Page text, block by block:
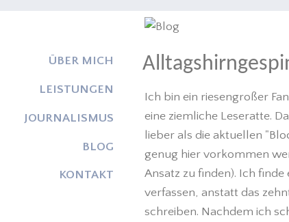
ÜBER MICH
LEISTUNGEN
JOURNALISMUS
BLOG
KONTAKT
Ich bin ein riesengroßer
eine ziemliche Leseratte.
lieber als die aktuellen
genug hier vorkommen
Ansatz zu finden). Ich
verfassen, anstatt das
schreiben. Nachdem ich